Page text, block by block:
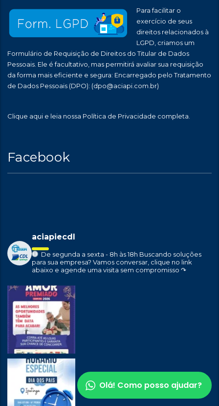
Para facilitar o
exercício de seus
direitos relacionados à
LGPD, criamos um
Formulário de Requisição de Direitos do Titular de Dados
Pessoais. Ele é facultativo, mas permitirá avaliar sua requisição
da forma mais eficiente e segura: Encarregado pelo Tratamento
de Dados Pessoais (DPO): (dpo@aciapi.com.br)
Clique aqui e leia nossa Política de Privacidade completa.
Facebook
aciapiecdl
De segunda a sexta - 8h às 18h Buscando soluções
para sua empresa? Vamos conversar, clique no link
abaixo e agende uma visita sem compromisso ↷
Olá! Como posso ajudar?